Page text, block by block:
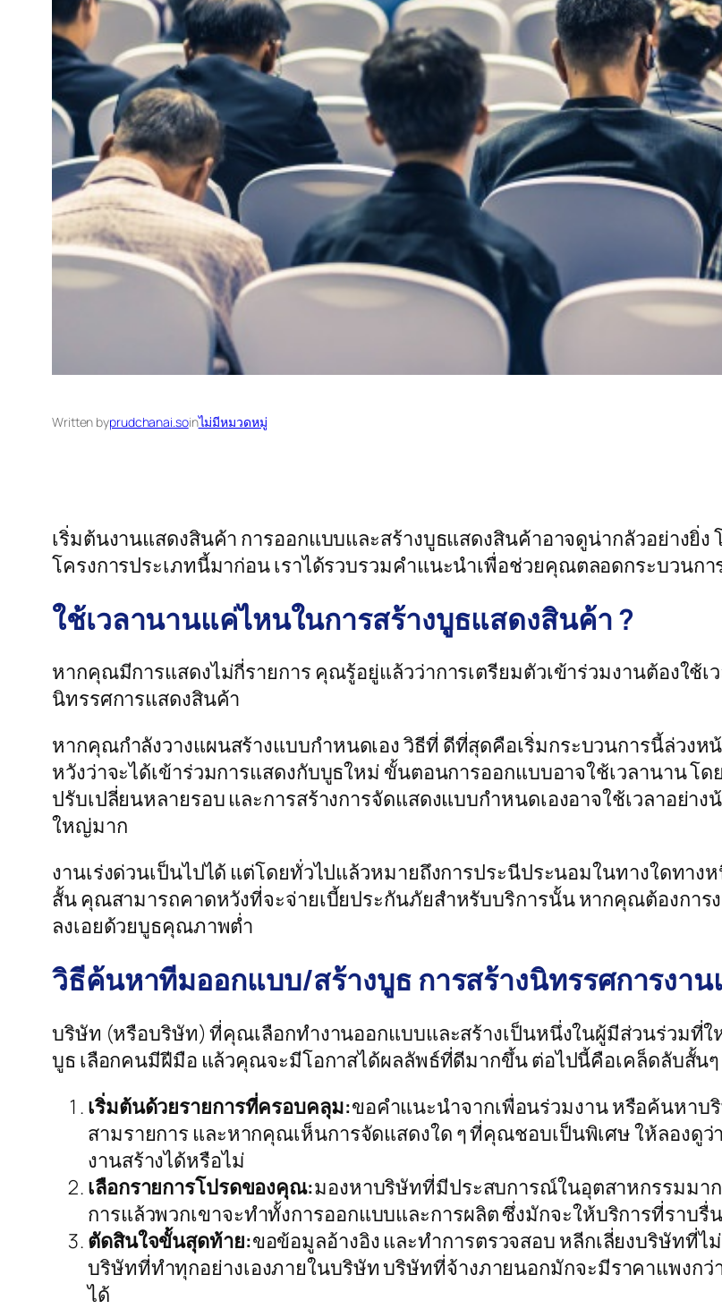
Written byprudchanai.soinไม่มีหมวดหมู่
เริ่มต้นงานแสดงสินค้า การออกแบบและสร้างบูธแสดงสินค้าอาจดูน่ากลัวอย่างยิ่
โครงการประเภทนี้มาก่อน เราได้รวบรวมคำแนะนำเพื่อช่วยคุณตลอดกระบวนก
ใช้เวลานานแค่ไหนในการสร้างบูธแสดงสินค้า ?
หากคุณมีการแสดงไม่กี่รายการ คุณรู้อยู่แล้วว่าการเตรียมตัวเข้าร่วมงานต้องใช้เ
นิทรรศการแสดงสินค้า
หากคุณกำลังวางแผนสร้างแบบกำหนดเอง วิธีที่ ดีที่สุดคือเริ่มกระบวนการนี้ล่ว
หวังว่าจะได้เข้าร่วมการแสดงกับบูธใหม่ ขั้นตอนการออกแบบอาจใช้เวลานาน โ
ปรับเปลี่ยนหลายรอบ และการสร้างการจัดแสดงแบบกำหนดเองอาจใช้เวลาอย่
ใหญ่มาก
งานเร่งด่วนเป็นไปได้ แต่โดยทั่วไปแล้วหมายถึงการประนีประนอมในทางใดทา
สั้น คุณสามารถคาดหวังที่จะจ่ายเบี้ยประกันภัยสำหรับบริการนั้น หากคุณต้องการ
ลงเอยด้วยบูธคุณภาพต่ำ
วิธีค้นหาทีมออกแบบ/สร้างบูธ การสร้างนิทรรศการงา
บริษัท (หรือบริษัท) ที่คุณเลือกทำงานออกแบบและสร้างเป็นหนึ่งในผู้มีส่วนร่วมที่
บูธ เลือกคนมีฝีมือ แล้วคุณจะมีโอกาสได้ผลลัพธ์ที่ดีมากขึ้น ต่อไปนี้คือเคล็ดลับสั้น
เริ่มต้นด้วยรายการที่ครอบคลุม:ขอคำแนะนำจากเพื่อนร่วมงาน หรือค้นหาบ
สามรายการ และหากคุณเห็นการจัดแสดงใด ๆ ที่คุณชอบเป็นพิเศษ ให้ลอง
งานสร้างได้หรือไม่
เลือกรายการโปรดของคุณ:มองหาบริษัทที่มีประสบการณ์ในอุตสาหกรรมมา
การแล้วพวกเขาจะทำทั้งการออกแบบและการผลิต ซึ่งมักจะให้บริการที่ราบ
ตัดสินใจขั้นสุดท้าย:ขอข้อมูลอ้างอิง และทำการตรวจสอบ หลีกเลี่ยงบริษัทที่
บริษัทที่ทำทุกอย่างเองภายในบริษัท บริษัทที่จ้างภายนอกมักจะมีราคาแพงก
ได้